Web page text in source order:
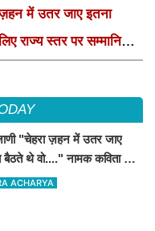
में उतर जाए इतना
राज्य स्तर पर सम्मानित
"चेहरा ज़हन में उतर जाए
बैठते थे वो...." नामक कविता के
पर सम्मानित होंगे
ACHARYA